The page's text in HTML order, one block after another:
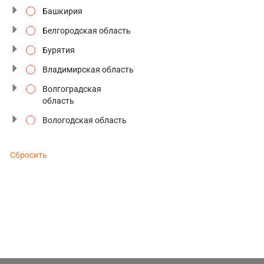
Северное сияние
Сезон цветения
Традиции и промыслы
Туры выходного дня
Башкирия
Белгородская область
Бурятия
Владимирская область
Волгоградская
область
Вологодская область
Дагестан
Ингушетия
Сбросить